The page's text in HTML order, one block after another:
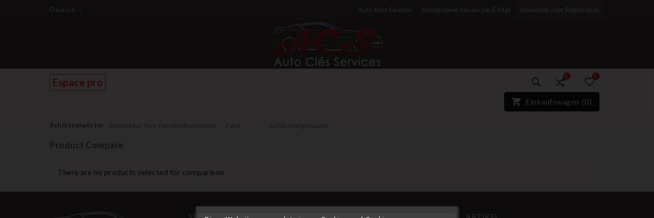
Deutsch Auto Keys Services Kontaktieren Sie uns per E-Mail Anmelden oder Registrieren
Espace pro
0
)*}
0
Einkaufswagen (0)
Schlüsselwörter Reparatur Von Fernbedienungen Fass Schlüsselgehäuse
Product Compare
There are no products selected for comparison.